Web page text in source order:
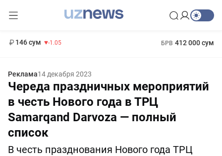
146 сум -1.05 БРВ 412 000 сум
Реклама14 декабря 2023
Череда праздничных мероприятий
в честь Нового года в ТРЦ
Samarqand Darvoza — полный
список
В честь празднования Нового года ТРЦ